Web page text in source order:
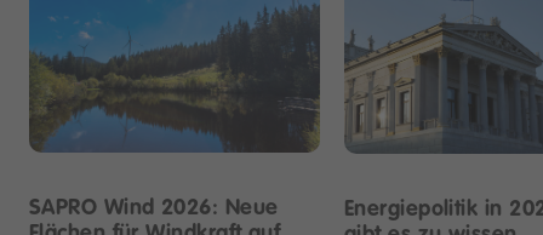
SAPRO Wind 2026: Neue
Energiepolitik in